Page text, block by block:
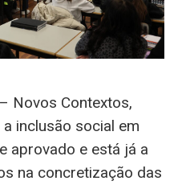
Novos Contextos,
inclusão social em
aprovado e está já a
na concretização das